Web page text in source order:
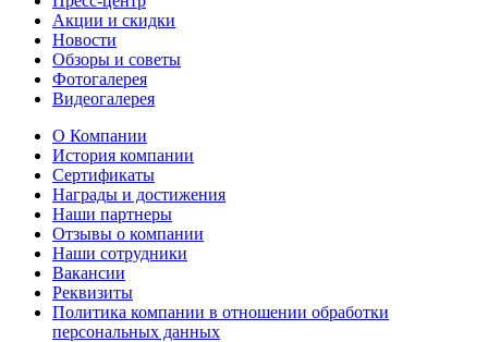
Акции и скидки
Новости
Обзоры и советы
Фотогалерея
Видеогалерея
О Компании
История компании
Сертификаты
Награды и достижения
Наши партнеры
Отзывы о компании
Наши сотрудники
Вакансии
Реквизиты
Политика компании в отношении обработки
персональных данных